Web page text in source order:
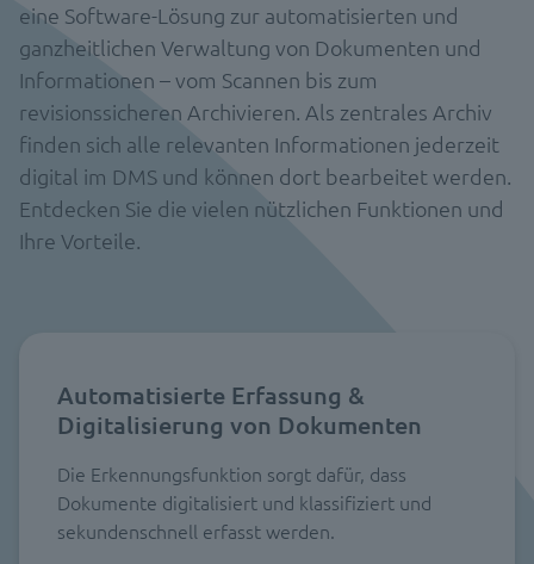
eine Software-Lösung zur automatisierten und
ganzheitlichen Verwaltung von Dokumenten und
Informationen – vom Scannen bis zum
revisionssicheren Archivieren. Als zentrales Archiv
finden sich alle relevanten Informationen jederzeit
digital im DMS und können dort bearbeitet werden.
Entdecken Sie die vielen nützlichen Funktionen und
Ihre Vorteile.
Automatisierte Erfassung &
Digitalisierung von Dokumenten
Die Erkennungsfunktion sorgt dafür, dass
Dokumente digitalisiert und klassifiziert und
sekundenschnell erfasst werden.